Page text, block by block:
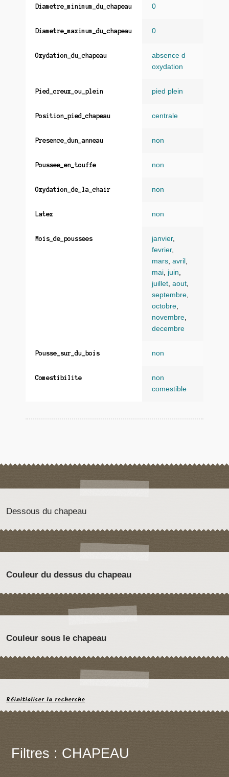
Diametre_minimum_du_chapeau 0
Diametre_maximum_du_chapeau 0
Oxydation_du_chapeau
absence d
oxydation
Pied_creux_ou_plein pied plein
Position_pied_chapeau centrale
Presence_dun_anneau non
Poussee_en_touffe non
Oxydation_de_la_chair non
Latex non
Mois_de_poussees janvier,
fevrier,
mars avril
mai juin
juillet aout
septembre
octobre
novembre
decembre
Pousse_sur_du_bois non
Comestibilite
non
comestible
Dessous du chapeau
Couleur du dessus du chapeau
Couleur sous le chapeau
Réinitialiser la recherche
Filtres : CHAPEAU